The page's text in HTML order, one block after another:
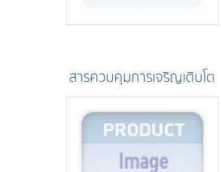
สารควบคุมการเจริญเติบโต